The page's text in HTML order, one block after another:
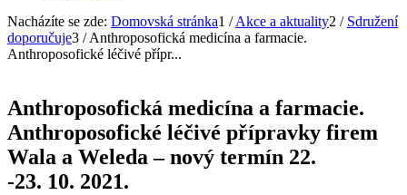
Nacházíte se zde: Domovská stránka1 / Akce a aktuality2 / Sdružení
doporučuje3 / Anthroposofická medicína a farmacie.
Anthroposofické léčivé přípr...
Anthroposofická medicína a farmacie.
Anthroposofické léčivé přípravky firem
Wala a Weleda – nový termín 22.
-23. 10. 2021.